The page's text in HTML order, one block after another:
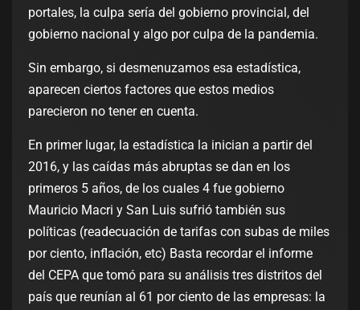
portales, la culpa sería del gobierno provincial, del
gobierno nacional y algo por culpa de la pandemia.
Sin embargo, si desmenuzamos esa estadística,
aparecen ciertos factores que estos medios
parecieron no tener en cuenta.
En primer lugar, la estadística la inician a partir del
2016, y las caídas más abruptas se dan en los
primeros 5 años, de los cuales 4 fue gobierno
Mauricio Macri y San Luis sufrió también sus
políticas (readecuación de tarifas con subas de miles
por ciento, inflación, etc) Basta recordar el informe
del CEPA que tomó para su análisis tres distritos del
país que reunían al 61 por ciento de las empresas: la